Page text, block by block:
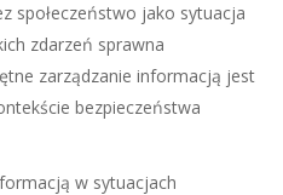
społeczeństwo jako sytuacja
zdarzeń sprawna
zarządzanie informacją jest
bezpieczeństwa
w sytuacjach